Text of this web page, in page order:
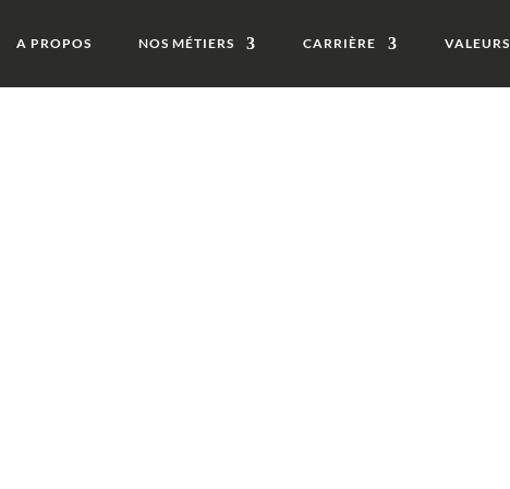
A PROPOS NOS MÉTIERS CARRIÈRE VALEURS